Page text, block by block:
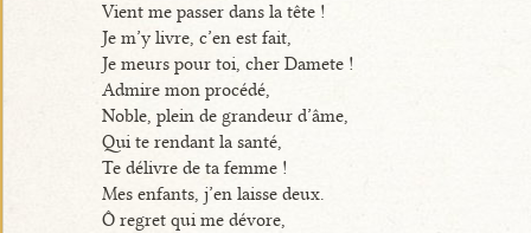
Vient me passer dans la tête !
Je m’y livre, c’en est fait,
Je meurs pour toi, cher Damete !
Admire mon procédé,
Noble, plein de grandeur d’âme,
Qui te rendant la santé,
Te délivre de ta femme !
Mes enfants, j’en laisse deux.
Ô regret qui me dévore,